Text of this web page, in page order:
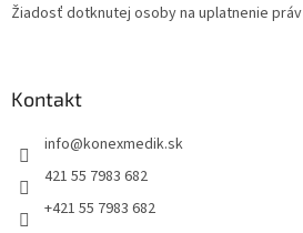
Žiadosť dotknutej osoby na uplatnenie práv
Kontakt
info@konexmedik.sk
421 55 7983 682
+421 55 7983 682